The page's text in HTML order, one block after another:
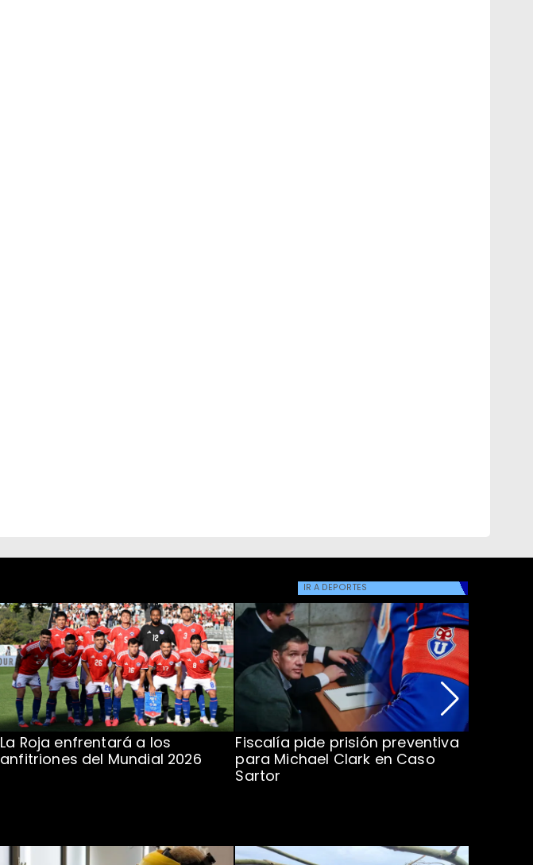
IR A DEPORTES
La Roja enfrentará a los
anfitriones del Mundial 2026
Fiscalía pide prisión preventiva
para Michael Clark en Caso
Sartor